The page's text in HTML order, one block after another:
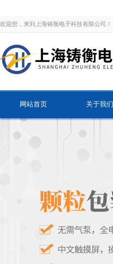
欢迎您，来到上海铸衡电子科技有限公司！
网站首页 关于我们